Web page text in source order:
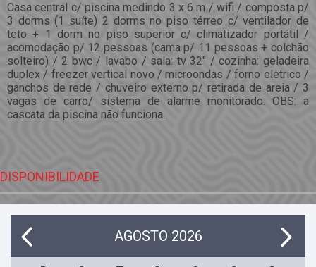
Casa central c/ piscina medindo 3 x 6 m / wifi / composta p/
3 dorms (1 suíte) 2 dorms no piso térreo c/ ventilador de
teto + 1 dorm no piso superior c/ climatizador portátil /
acomodação p/ 12 pessoas (cama p/ 11 pessoas + colchão
solteiro) / 2 bwc / lavabo / sala: tv 32" / cozinha: geladeira
duplex / freezer vertical novo / microondas / forno eletrico /
ganchos de rede / chuveiro externo p/ retirada de areia / 3
vagas de carro/ sistema de alarme monitorado. OBS: a
cascata da piscina não funciona.
DISPONIBILIDADE
AGOSTO 2026